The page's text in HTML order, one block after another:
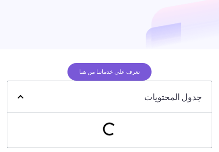
تعرف علي خدماتنا من هنا
جدول المحتويات